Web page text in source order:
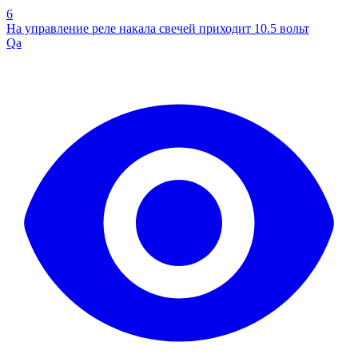
6
На управление реле накала свечей приходит 10.5 вольт
Qa